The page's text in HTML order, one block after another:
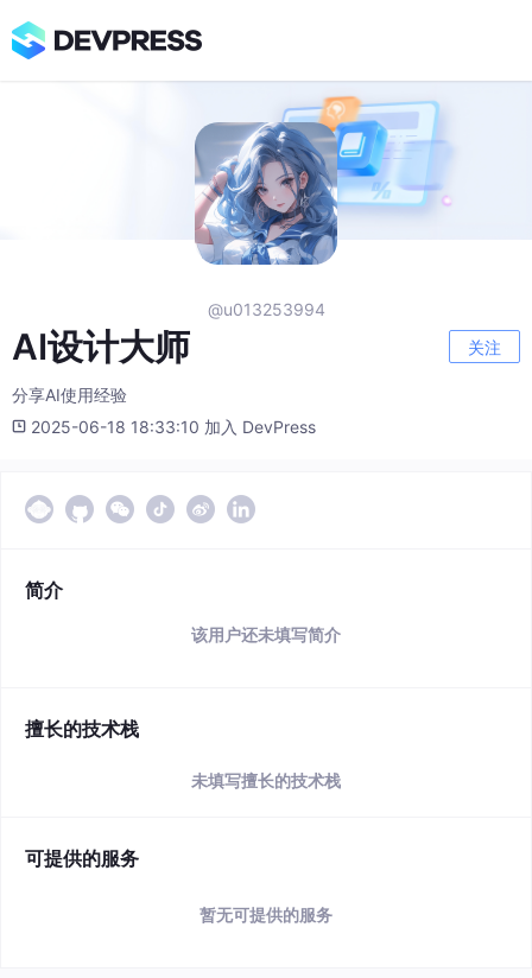
@u013253994
AI设计大师 关注
分享AI使用经验
2025-06-18 18:33:10 加入 DevPress
简介
该用户还未填写简介
擅长的技术栈
未填写擅长的技术栈
可提供的服务
暂无可提供的服务